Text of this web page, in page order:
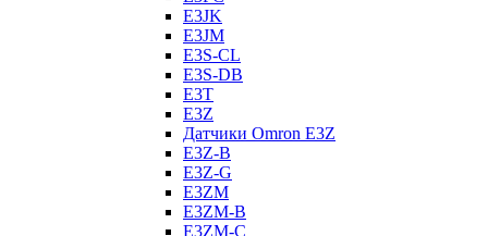
E3JK
E3JM
E3S-CL
E3S-DB
E3T
E3Z
Датчики Omron E3Z
E3Z-B
E3Z-G
E3ZM
E3ZM-B
E3ZM-C